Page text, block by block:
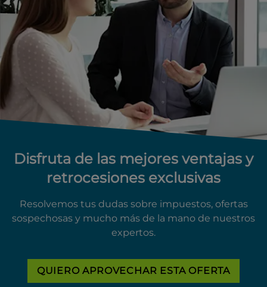
Disfruta de las mejores ventajas y
retrocesiones exclusivas
Resolvemos tus dudas sobre impuestos, ofertas
sospechosas y mucho más de la mano de nuestros
expertos.
QUIERO APROVECHAR ESTA OFERTA